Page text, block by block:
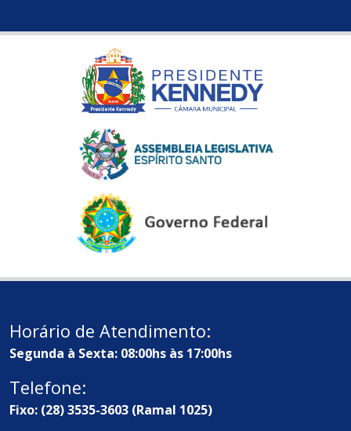
Horário de Atendimento:
Segunda à Sexta: 08:00hs às 17:00hs
Telefone:
Fixo: (28) 3535-3603 (Ramal 1025)